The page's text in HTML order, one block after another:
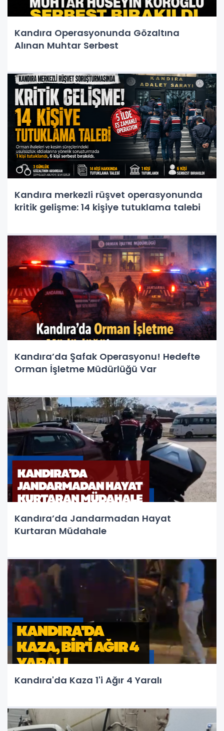
Kandıra Operasyonunda Gözaltına
Alınan Muhtar Serbest
Kandıra merkezli rüşvet operasyonunda
kritik gelişme: 14 kişiye tutuklama talebi
Kandıra’da Şafak Operasyonu! Hedefte
Orman İşletme Müdürlüğü Var
Kandıra’da Jandarmadan Hayat
Kurtaran Müdahale
Kandıra'da Kaza 1'i Ağır 4 Yaralı